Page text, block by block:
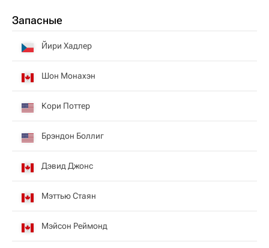
Запасные
Йири Хадлер
Шон Монахэн
Кори Поттер
Брэндон Боллиг
Дэвид Джонс
Мэттью Стаян
Мэйсон Реймонд